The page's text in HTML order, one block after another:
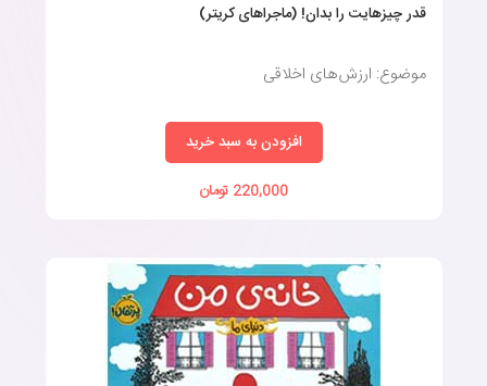
قدر چیزهایت را بدان! (ماجراهای کریتر)
موضوع: ارزش‌های اخلاقی
افزودن به سبد خرید
220,000 تومان